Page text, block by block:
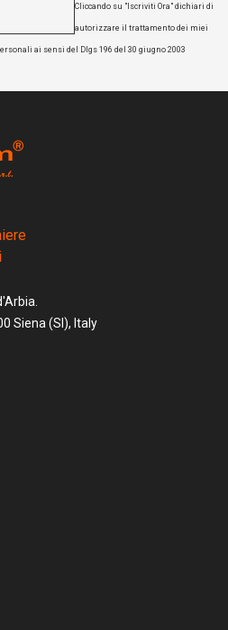
Cliccando su "Iscriviti Ora" dichiari di
autorizzare il trattamento dei miei
ai sensi del Dlgs 196 del 30 giugno 2003
Siena (SI), Italy